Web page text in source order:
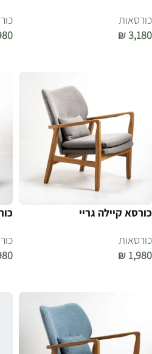
כורסאות
₪3,180
כורסא קיילה גריי
כורסאות
₪ 1,980